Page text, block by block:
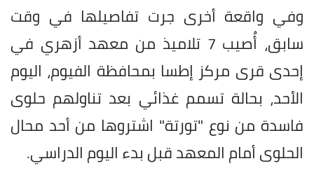
وفي واقعة أخرى جرت تفاصيلها في وقت
سابق، أُصيب 7 تلاميذ من معهد أزهري في
إحدى قرى مركز إطسا بمحافظة الفيوم، اليوم
الأحد، بحالة تسمم غذائي بعد تناولهم حلوى
فاسدة من نوع "تورتة" اشتروها من أحد محال
الحلوى أمام المعهد قبل بدء اليوم الدراسي.